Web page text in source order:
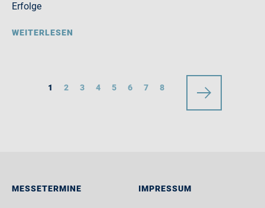
Erfolge
WEITERLESEN
1 2 3 4 5 6 7 8
MESSETERMINE IMPRESSUM